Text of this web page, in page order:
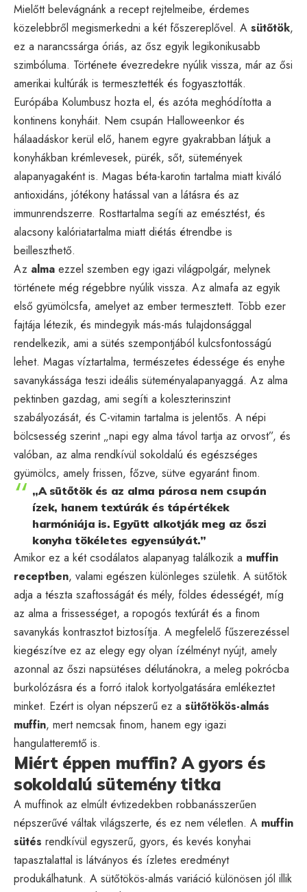
Mielőtt belevágnánk a recept rejtelmeibe, érdemes
közelebbről megismerkedni a két főszereplővel. A sütőtök,
ez a narancssárga óriás, az ősz egyik legikonikusabb
szimbóluma. Története évezredekre nyúlik vissza, már az ősi
amerikai kultúrák is termesztették és fogyasztották.
Európába Kolumbusz hozta el, és azóta meghódította a
kontinens konyháit. Nem csupán Halloweenkor és
hálaadáskor kerül elő, hanem egyre gyakrabban látjuk a
konyhákban krémlevesek, pürék, sőt, sütemények
alapanyagaként is. Magas béta-karotin tartalma miatt kiváló
antioxidáns, jótékony hatással van a látásra és az
immunrendszerre. Rosttartalma segíti az emésztést, és
alacsony kalóriatartalma miatt diétás étrendbe is
beilleszthető.
Az alma ezzel szemben egy igazi világpolgár, melynek
története még régebbre nyúlik vissza. Az almafa az egyik
első gyümölcsfa, amelyet az ember termesztett. Több ezer
fajtája létezik, és mindegyik más-más tulajdonsággal
rendelkezik, ami a sütés szempontjából kulcsfontosságú
lehet. Magas víztartalma, természetes édessége és enyhe
savanykássága teszi ideális süteményalapanyaggá. Az alma
pektinben gazdag, ami segíti a koleszterinszint
szabályozását, és C-vitamin tartalma is jelentős. A népi
bölcsesség szerint „napi egy alma távol tartja az orvost”, és
valóban, az alma rendkívül sokoldalú és egészséges
gyümölcs, amely frissen, főzve, sütve egyaránt finom.
„A sütőtök és az alma párosa nem csupán
ízek, hanem textúrák és tápértékek
harmóniája is. Együtt alkotják meg az őszi
konyha tökéletes egyensúlyát.”
Amikor ez a két csodálatos alapanyag találkozik a muffin
receptben, valami egészen különleges születik. A sütőtök
adja a tészta szaftosságát és mély, földes édességét, míg
az alma a frissességet, a ropogós textúrát és a finom
savanykás kontrasztot biztosítja. A megfelelő fűszerezéssel
kiegészítve ez az elegy egy olyan ízélményt nyújt, amely
azonnal az őszi napsütéses délutánokra, a meleg pokrócba
burkolózásra és a forró italok kortyolgatására emlékeztet
minket. Ezért is olyan népszerű ez a sütőtökös-almás
muffin, mert nemcsak finom, hanem egy igazi
hangulatteremtő is.
Miért éppen muffin? A gyors és
sokoldalú sütemény titka
A muffinok az elmúlt évtizedekben robbanásszerűen
népszerűvé váltak világszerte, és ez nem véletlen. A muffin
sütés rendkívül egyszerű, gyors, és kevés konyhai
tapasztalattal is látványos és ízletes eredményt
produkálhatunk. A sütőtökös-almás variáció különösen jól illik